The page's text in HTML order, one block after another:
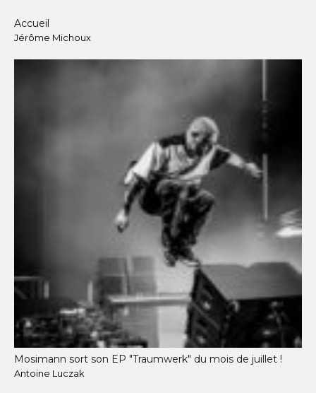
Accueil
Jérôme Michoux
Mosimann sort son EP "Traumwerk" du mois de juillet !
Antoine Luczak